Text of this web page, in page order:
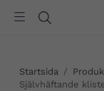
Startsida /
Självhäftande